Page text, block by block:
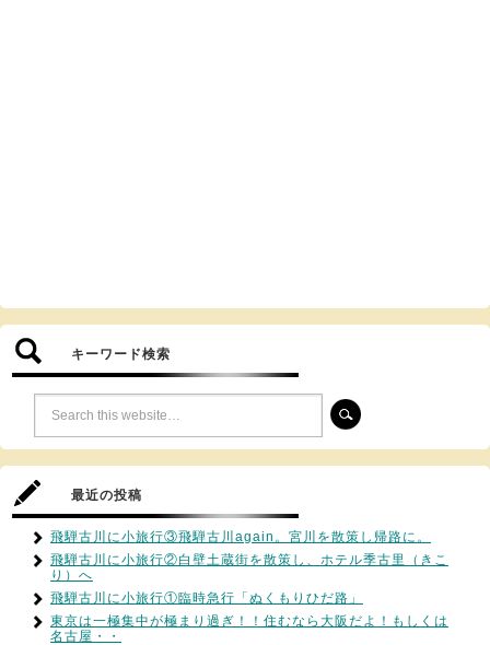
キーワード検索
最近の投稿
飛騨古川に小旅行③飛騨古川again。宮川を散策し帰路に。
飛騨古川に小旅行②白壁土蔵街を散策し、ホテル季古里（きこ
り）へ
飛騨古川に小旅行①臨時急行「ぬくもりひだ路」
東京は一極集中が極まり過ぎ！！住むなら大阪だよ！もしくは
名古屋・・